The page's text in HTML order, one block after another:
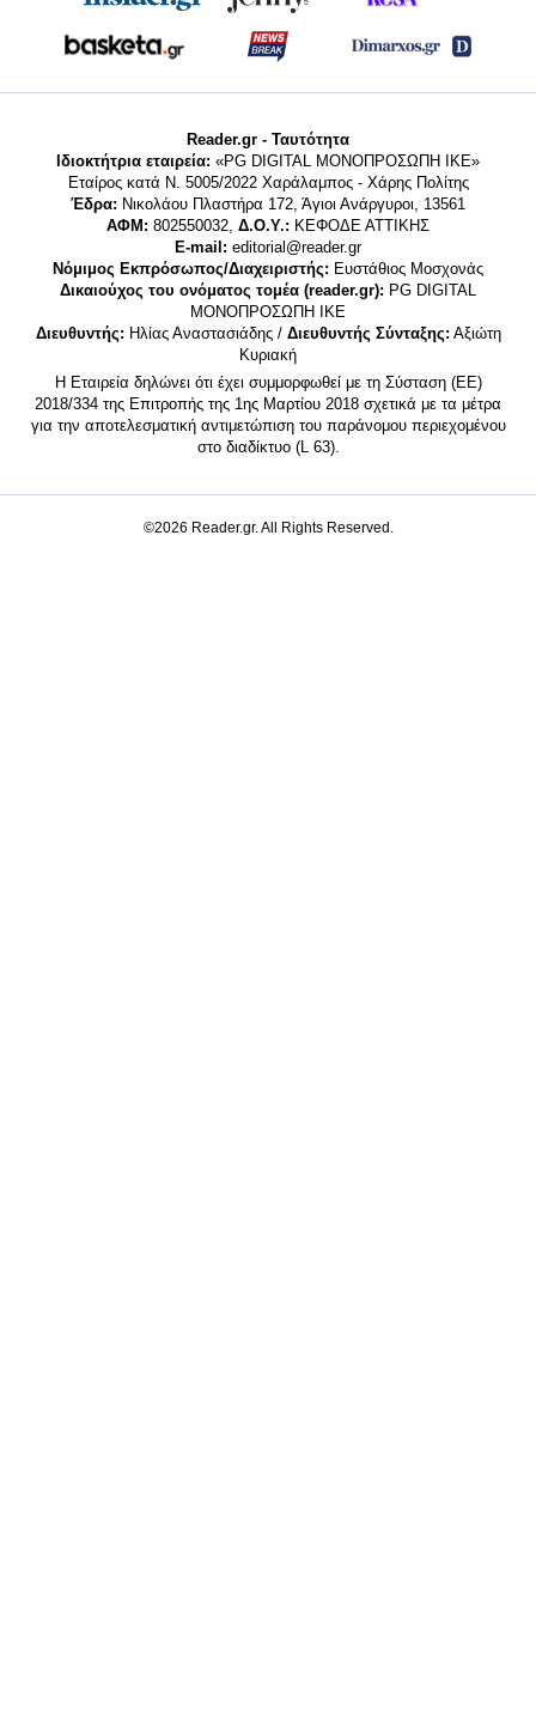
Reader.gr - Ταυτότητα
Ιδιοκτήτρια εταιρεία: «PG DIGITAL MONΟΠΡΟΣΩΠΗ ΙΚΕ»
Εταίρος κατά Ν. 5005/2022 Χαράλαμπος - Χάρης Πολίτης
Έδρα: Νικολάου Πλαστήρα 172, Άγιοι Ανάργυροι, 13561
ΑΦΜ: 802550032, Δ.Ο.Υ.: ΚΕΦΟΔΕ ΑΤΤΙΚΗΣ
E-mail: editorial@reader.gr
Νόμιμος Εκπρόσωπος/Διαχειριστής: Ευστάθιος Μοσχονάς
Δικαιούχος του ονόματος τομέα (reader.gr): PG DIGITAL
MONΟΠΡΟΣΩΠΗ ΙΚΕ
Διευθυντής: Ηλίας Αναστασιάδης / Διευθυντής Σύνταξης: Αξιώτη
Κυριακή
Η Εταιρεία δηλώνει ότι έχει συμμορφωθεί με τη Σύσταση (ΕΕ)
2018/334 της Επιτροπής της 1ης Μαρτίου 2018 σχετικά με τα μέτρα
για την αποτελεσματική αντιμετώπιση του παράνομου περιεχομένου
στο διαδίκτυο (L 63).
©2026 Reader.gr. All Rights Reserved.